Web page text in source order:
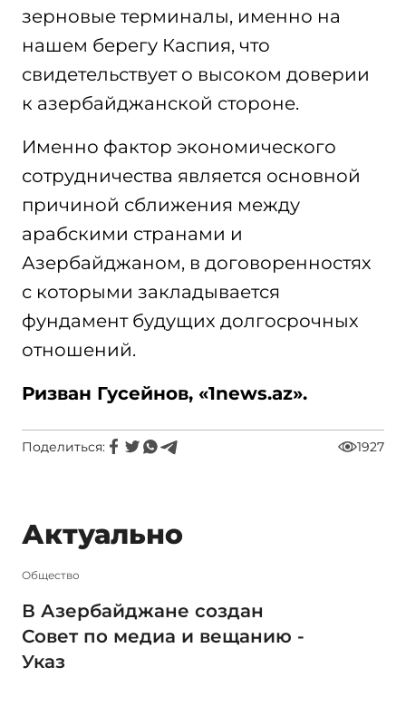
зерновые терминалы, именно на
нашем берегу Каспия, что
свидетельствует о высоком доверии
к азербайджанской стороне.
Именно фактор экономического
сотрудничества является основной
причиной сближения между
арабскими странами и
Азербайджаном, в договоренностях
с которыми закладывается
фундамент будущих долгосрочных
отношений.
Ризван Гусейнов, «1news.az».
Поделиться: 1927
Актуально
Общество
В Азербайджане создан
Совет по медиа и вещанию -
Указ